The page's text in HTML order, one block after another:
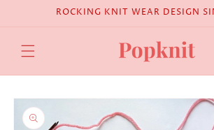
Skip toROCKING KNIT WEAR DESIGN
Skip to
product
information